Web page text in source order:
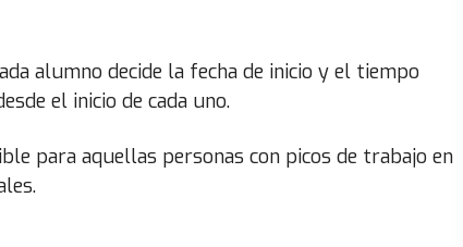
alumno decide la fecha de inicio y el tiempo
el inicio de cada uno.
para aquellas personas con picos de trabajo en